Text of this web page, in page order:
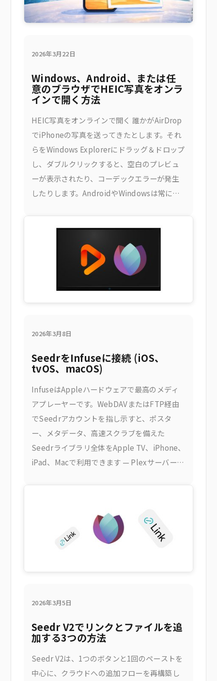
2026年3月22日
Windows、Android、または任
意のブラウザでHEIC写真をオンラ
インで開く方法
HEIC写真をオンラインで開く 誰かがAirDrop
でiPhoneの写真を送ってきたとします。それ
らをWindows Explorerにドラッグ＆ドロップ
し、ダブルクリックすると、空白のプレビュ
ーが表示されたり、コーデックエラーが発生
したりします。AndroidやWindowsは常に
2026年3月8日
SeedrをInfuseに接続 (iOS、
tvOS、macOS)
InfuseはAppleハードウェアで最高のメディ
アプレーヤーです。WebDAVまたはFTP経由
でSeedrアカウントを指し示すと、ポスタ
ー、メタデータ、高速スクラブを備えた
Seedrライブラリ全体をApple TV、iPhone、
iPad、Macで利用できます — Plexサーバーも
2026年3月5日
Seedr V2でリンクとファイルを追
加する3つの方法
Seedr V2は、1つのボタンと1回のペーストを
中心に、クラウドへの追加フローを再構築し